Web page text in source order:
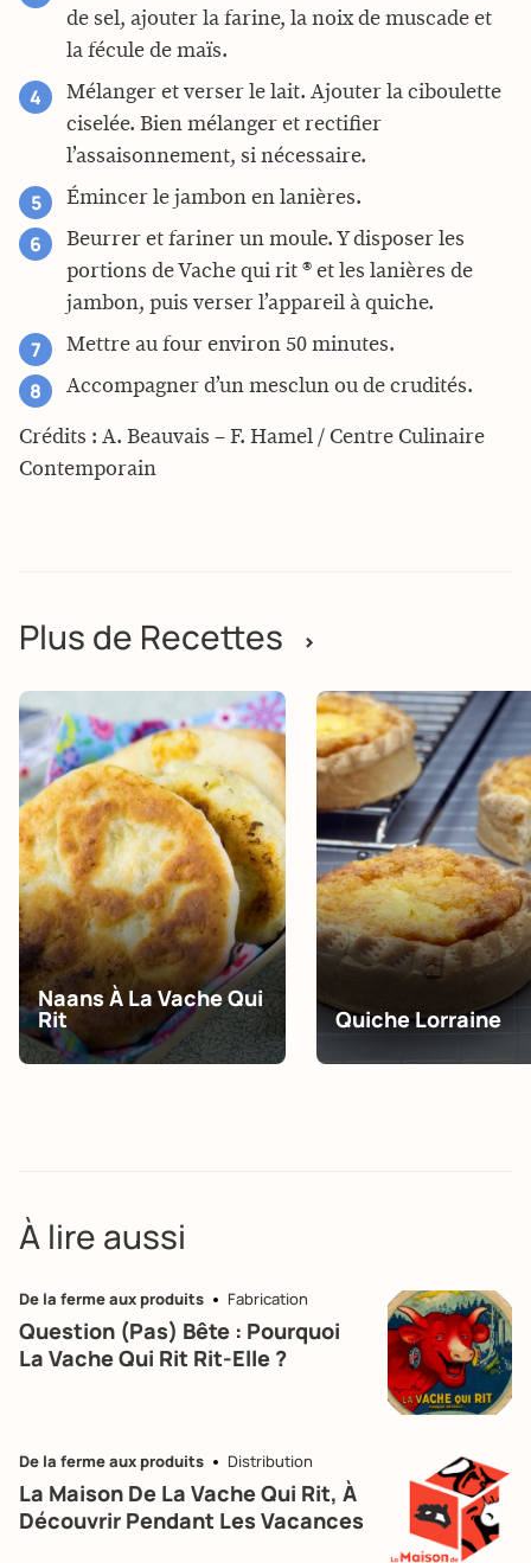
de sel, ajouter la farine, la noix de muscade et
la fécule de maïs.
Mélanger et verser le lait. Ajouter la ciboulette
ciselée. Bien mélanger et rectifier
l’assaisonnement, si nécessaire.
Émincer le jambon en lanières.
Beurrer et fariner un moule. Y disposer les
portions de Vache qui rit ® et les lanières de
jambon, puis verser l’appareil à quiche.
Mettre au four environ 50 minutes.
Accompagner d’un mesclun ou de crudités.
Crédits : A. Beauvais – F. Hamel / Centre Culinaire
Contemporain
Plus de Recettes >
Naans À La Vache Qui
Rit Quiche Lorraine
À lire aussi
De la ferme aux produits Fabrication
Question (pas) Bête : Pourquoi
La Vache Qui Rit Rit-Elle ?
De la ferme aux produits Distribution
La Maison De La Vache Qui Rit, À
Découvrir Pendant Les Vacances